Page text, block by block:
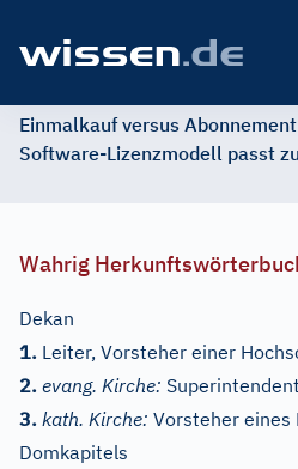
Einmalkauf versus
Software-Lizenzmodell passt
Wahrig
Dekan
1. Leiter, Vorsteher einer
2. evang. Kirche: Superintendent
3. kath. Kirche: Vorsteher eines
Domkapitels